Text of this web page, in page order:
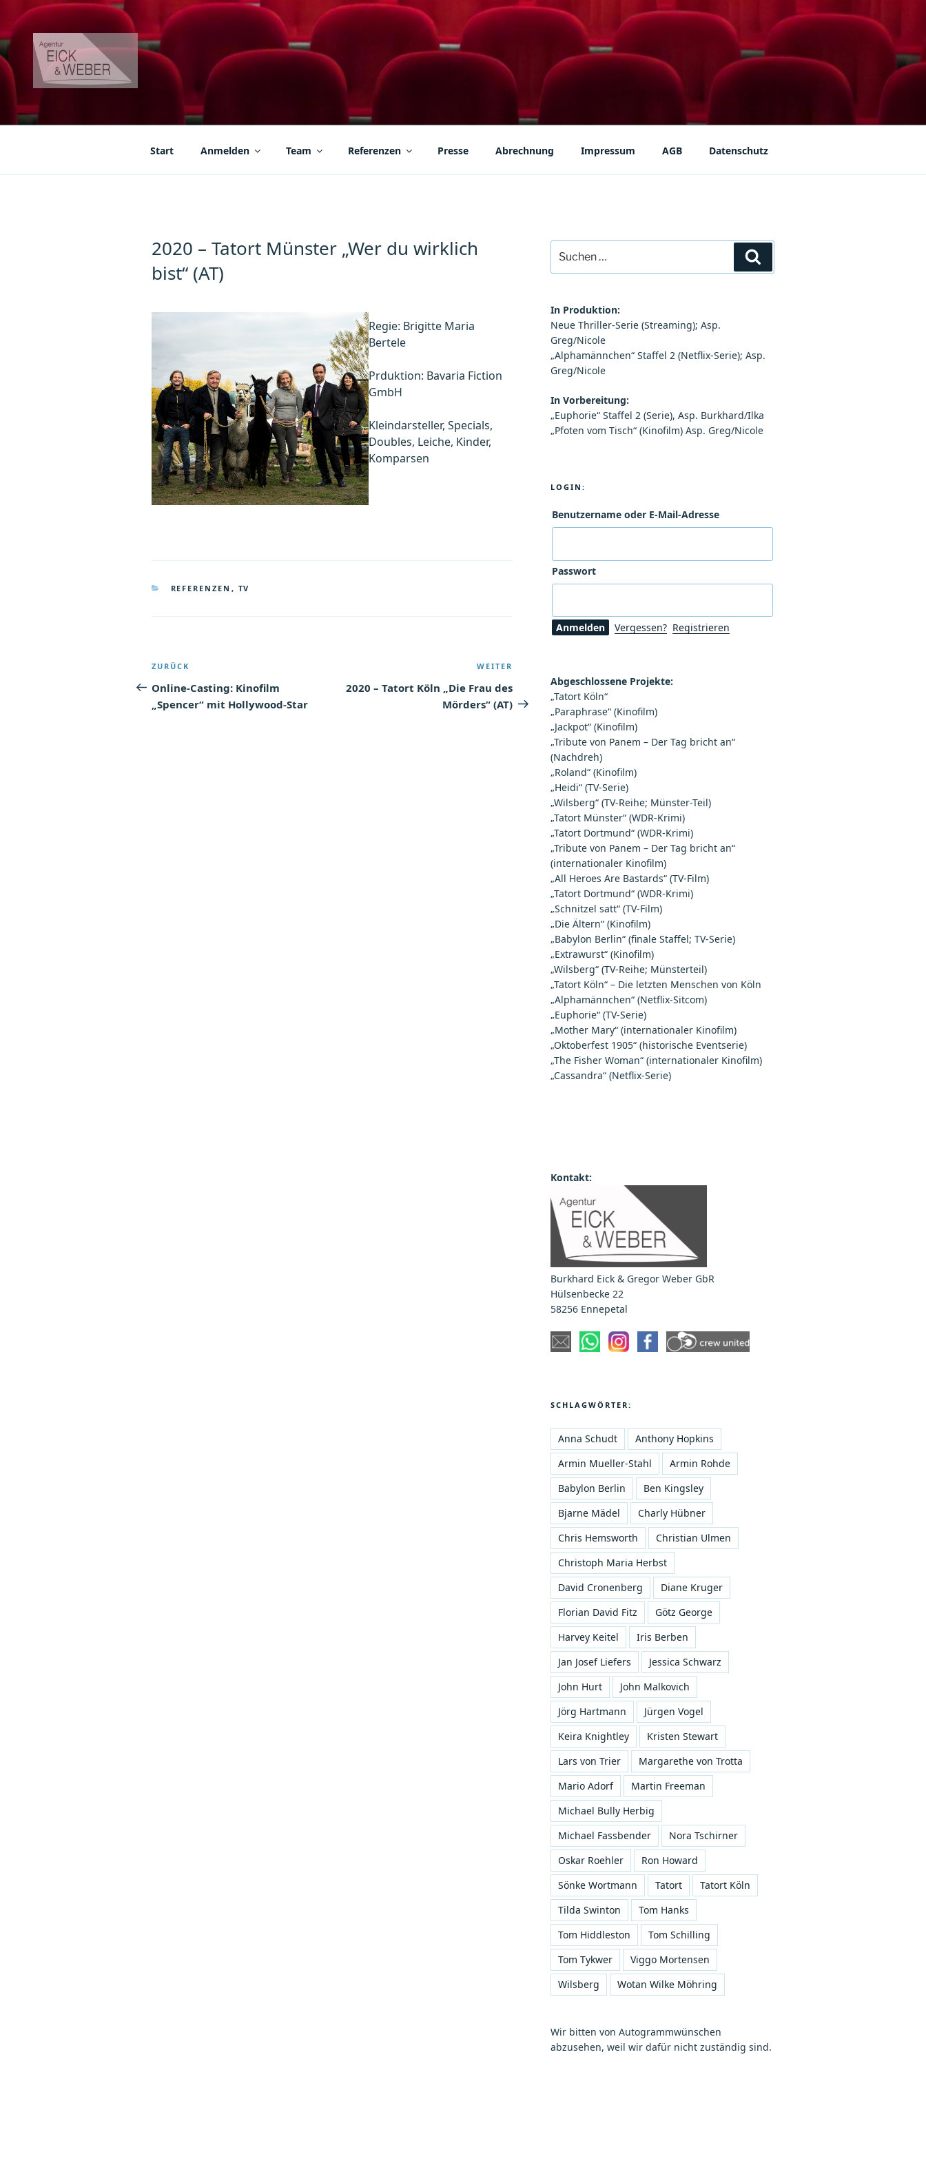
Inhalt
springen
AGENTUR EICK & WEBER
Start Anmelden Team Referenzen Presse Abrechnung Impressum AGB Datenschutz
2020 – Tatort Münster „Wer du wirklich
bist“ (AT)
Regie: Brigitte Maria
Bertele
Prduktion: Bavaria Fiction
GmbH
Kleindarsteller, Specials,
Doubles, Leiche, Kinder,
Komparsen
KATEGORIEN
REFERENZEN , TV
Beitragsnavigation
Vorheriger
Beitrag
ZURÜCK
Online-Casting: Kinofilm
„Spencer“ mit Hollywood-Star
Beitrag
WEITER
2020 – Tatort Köln „Die Frau des
Mörders“ (AT)
nach:
In Produktion:
Neue Thriller-Serie (Streaming); Asp.
Greg/Nicole
„Alphamännchen“ Staffel 2 (Netflix-Serie); Asp.
Greg/Nicole
In Vorbereitung:
„Euphorie“ Staffel 2 (Serie), Asp. Burkhard/Ilka
„Pfoten vom Tisch“ (Kinofilm) Asp. Greg/Nicole
LOGIN:
Benutzername oder E-Mail-Adresse
Passwort
Vergessen? Registrieren
Abgeschlossene Projekte:
„Tatort Köln“
„Paraphrase“ (Kinofilm)
„Jackpot“ (Kinofilm)
„Tribute von Panem – Der Tag bricht an“
(Nachdreh)
„Roland“ (Kinofilm)
„Heidi“ (TV-Serie)
„Wilsberg“ (TV-Reihe; Münster-Teil)
„Tatort Münster“ (WDR-Krimi)
„Tatort Dortmund“ (WDR-Krimi)
„Tribute von Panem – Der Tag bricht an“
(internationaler Kinofilm)
„All Heroes Are Bastards“ (TV-Film)
„Tatort Dortmund“ (WDR-Krimi)
„Schnitzel satt“ (TV-Film)
„Die Ältern“ (Kinofilm)
„Babylon Berlin“ (finale Staffel; TV-Serie)
„Extrawurst“ (Kinofilm)
„Wilsberg“ (TV-Reihe; Münsterteil)
„Tatort Köln“ – Die letzten Menschen von Köln
„Alphamännchen“ (Netflix-Sitcom)
„Euphorie“ (TV-Serie)
„Mother Mary“ (internationaler Kinofilm)
„Oktoberfest 1905“ (historische Eventserie)
„The Fisher Woman“ (internationaler Kinofilm)
„Cassandra“ (Netflix-Serie)
Kontakt:
Burkhard Eick & Gregor Weber GbR
Hülsenbecke 22
58256 Ennepetal
SCHLAGWÖRTER:
Anna Schudt
Anthony Hopkins
Armin Mueller-Stahl
Armin Rohde
Babylon Berlin
Ben Kingsley
Bjarne Mädel
Charly Hübner
Chris Hemsworth
Christian Ulmen
Christoph Maria Herbst
David Cronenberg
Diane Kruger
Florian David Fitz
Götz George
Harvey Keitel
Iris Berben
Jan Josef Liefers
Jessica Schwarz
John Hurt
John Malkovich
Jörg Hartmann
Jürgen Vogel
Keira Knightley
Kristen Stewart
Lars von Trier
Margarethe von Trotta
Mario Adorf
Martin Freeman
Michael Bully Herbig
Michael Fassbender
Nora Tschirner
Oskar Roehler
Ron Howard
Sönke Wortmann
Tatort
Tatort Köln
Tilda Swinton
Tom Hanks
Tom Hiddleston
Tom Schilling
Tom Tykwer
Viggo Mortensen
Wilsberg
Wotan Wilke Möhring
Wir bitten von Autogrammwünschen
abzusehen, weil wir dafür nicht zuständig sind.